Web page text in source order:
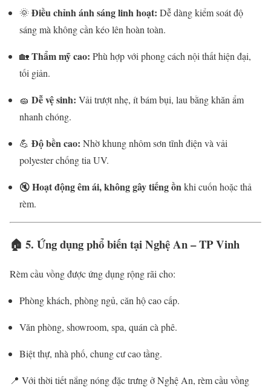
🌞 Điều chỉnh ánh sáng linh hoạt: Dễ dàng kiểm soát độ
sáng mà không cần kéo lên hoàn toàn.
🏡Thẩm mỹ cao: Phù hợp với phong cách nội thất hiện đại,
tối giản.
🧽 Dễ vệ sinh: Vải trượt nhẹ, ít bám bụi, lau bằng khăn ẩm
nhanh chóng.
💪 Độ bền cao: Nhờ khung nhôm sơn tĩnh điện và vải
polyester chống tia UV.
🔇Hoạt động êm ái, không gây tiếng ồnkhi cuốn hoặc thả
rèm.
🏠 5. Ứng dụng phổ biến tại Nghệ An – TP Vinh
Rèm cầu vồng được ứng dụng rộng rãi cho:
Phòng khách, phòng ngủ, căn hộ cao cấp.
Văn phòng, showroom, spa, quán cà phê.
Biệt thự, nhà phố, chung cư cao tầng.
📍 Với thời tiết nắng nóng đặc trưng ở Nghệ An, rèm cầu vồng